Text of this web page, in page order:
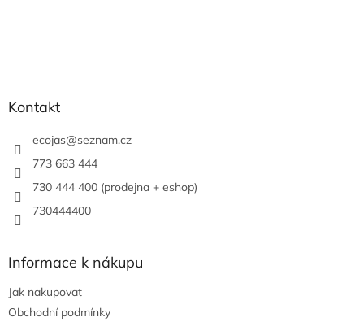
Kontakt
ecojas@seznam.cz
773 663 444
730 444 400 (prodejna + eshop)
730444400
Informace k nákupu
Jak nakupovat
Obchodní podmínky